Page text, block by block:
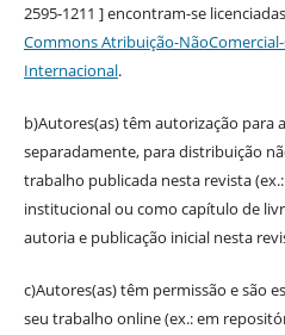
2595-1211 ] encontram-se
Commons Atribuição-
Internacional.
b)Autores(as) têm autorização para
separadamente, para distribuição
trabalho publicada nesta revista
institucional ou como capítulo de
autoria e publicação inicial nesta
c)Autores(as) têm permissão e são
seu trabalho online (ex.: em